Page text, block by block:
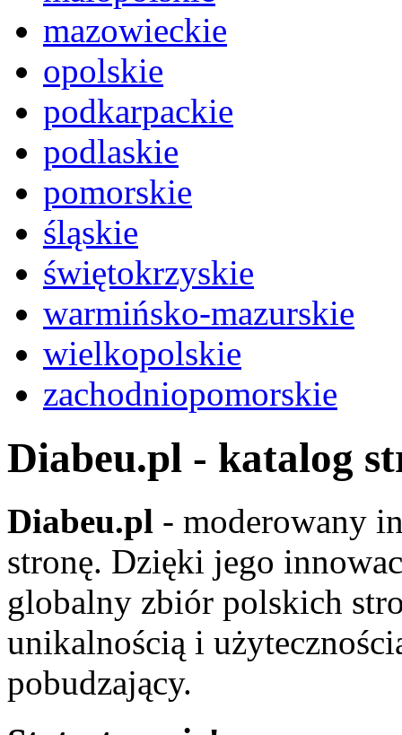
mazowieckie
opolskie
podkarpackie
podlaskie
pomorskie
śląskie
świętokrzyskie
warmińsko-mazurskie
wielkopolskie
zachodniopomorskie
Diabeu.pl - katalog
Diabeu.pl - moderowany
stronę. Dzięki jego
globalny zbiór polskich
unikalnością i
pobudzający.